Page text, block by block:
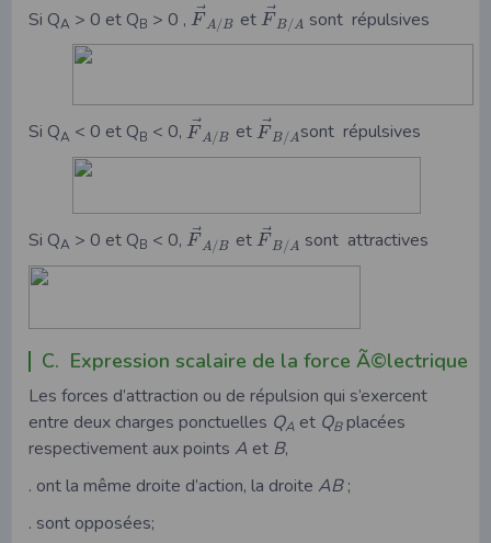
Si QA > 0 et QB > 0 , F A/B et F ⃗
B/A sont répulsives
Si QA < 0 et QB < 0, F A/B et F B/A sont répulsives
Si QA > 0 et QB < 0, F A/B et F B/A sont attractives
C. Expression scalaire de la force Ã©lectrique
Les forces d’attraction ou de répulsion qui s’exercent
entre deux charges ponctuelles QA et QB placées
respectivement aux points A et B,
. ont la même droite d’action, la droite AB;
. sont opposées;